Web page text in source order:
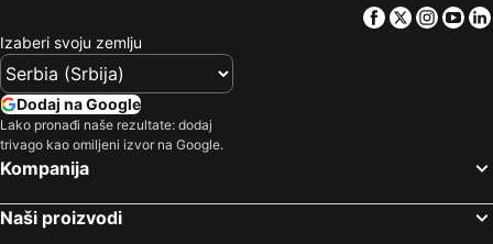
Facebook
Twitter
Izaberi svoju zemlju
Dodaj na Google
Lako pronađi naše rezultate: dodaj
trivago kao omiljeni izvor na Google.
Kompanija
Naši proizvodi